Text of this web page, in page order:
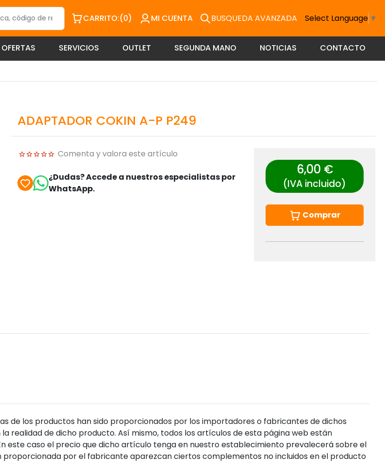
CARRITO:(0) MI CUENTA BUSQUEDA AVANZADA Select Language ▼
OFERTAS SERVICIOS OUTLET SEGUNDA MANO NOTICIAS CONTACTO
ADAPTADOR COKIN A-P P249
Comenta y valora este artículo
¿Dudas? Accede a nuestros especialistas por
WhatsApp.
6,00 €
(IVA incluido)
Comprar
de los productos han sido proporcionados por los importadores o fabricantes de dichos
realidad de dicho producto. Así mismo, todos los artículos de esta página web están
este caso el precio que dicho artículo tenga en nuestro establecimiento prevalecerá sobre el
proporcionada por el fabricante aparezcan ciertos complementos no incluidos en el producto